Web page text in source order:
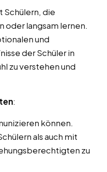
Schülern, die
oder langsam lernen.
und
der Schüler in
zu verstehen und
:
können.
als auch mit
zu